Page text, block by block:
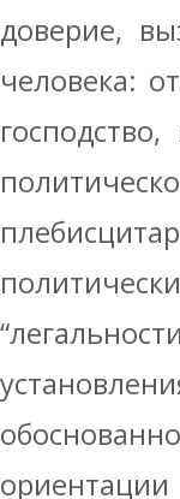
доверие,
человека: